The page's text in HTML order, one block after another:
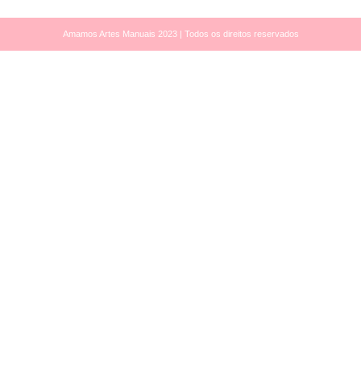
Amamos Artes Manuais 2023 | Todos os direitos reservados